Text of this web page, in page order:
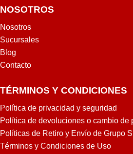
NOSOTROS
Nosotros
Sucursales
Blog
Contacto
TÉRMINOS Y CONDICIONES
Política de privacidad y seguridad
Política de devoluciones o cambio de
Políticas de Retiro y Envío de Grupo
Términos y Condiciones de Uso